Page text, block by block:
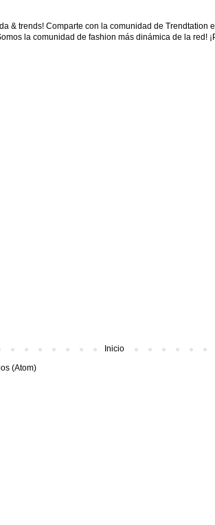
& trends! Comparte con la comunidad de Trendtation
la comunidad de fashion más dinámica de la red!
Inicio
(Atom)